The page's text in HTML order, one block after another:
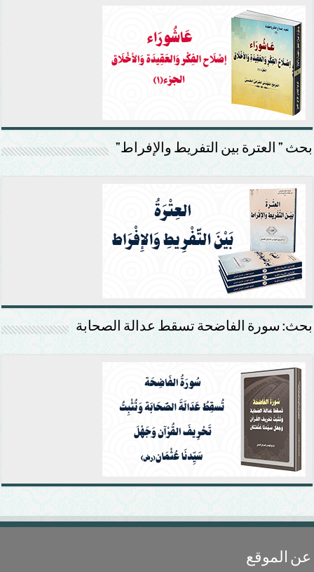
بحث ” العترة بين التفريط والإفراط”
بحث: سورة الفاضحة تسقط عدالة الصحابة
عن الموقع